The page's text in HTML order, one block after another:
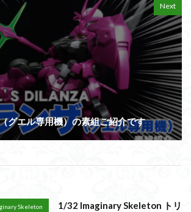
Next
グエル専用機）の素組ご紹介です
Skeleton
1/32 Imaginary Skeleton トリ